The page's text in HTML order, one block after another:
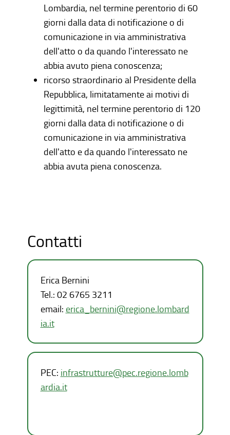
Lombardia, nel termine perentorio di 60
giorni dalla data di notificazione o di
comunicazione in via amministrativa
dell'atto o da quando l'interessato ne
abbia avuto piena conoscenza;
ricorso straordinario al Presidente della
Repubblica, limitatamente ai motivi di
legittimità, nel termine perentorio di 120
giorni dalla data di notificazione o di
comunicazione in via amministrativa
dell'atto e da quando l'interessato ne
abbia avuta piena conoscenza.
Contatti
Erica Bernini
Tel.: 02 6765 3211
email: erica_bernini@regione.lombard
ia.it
PEC: infrastrutture@pec.regione.lomb
ardia.it